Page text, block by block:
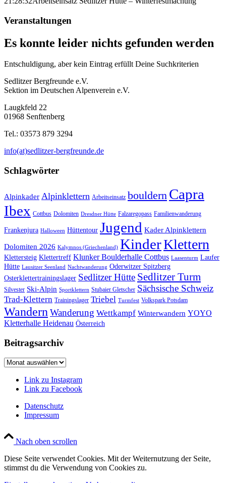
Veranstaltungen
Es konnte leider nichts gefunden werden
Entschuldigung, aber kein Eintrag erfüllt Deine Suchkriterien
Sedlitzer Bergfreunde e.V.
Sektion im Deutschen Alpenverein e.V.
Laugkfeld 22
01968 Senftenberg
Tel.: 03573 879 3294
info(at)sedlitzer-bergfreunde.de
Schlagwörter
Alpinkader Alpinklettern Arbeitseinsatz bouldern Capra
Ibex Cottbus Dolomiten Dresdner Hütte Falzaregopass Familienwanderung
Frankenjura Halloween Hüttentour Jugend Kader Alpinklettern
Dolomiten 2026 Kalymnos (Griechenland) KinderKlettern
Klettersteig Klettertreff Klunker Boulderhalle Cottbus Laasenturm Laufer
Hütte Lausitzer Seenland Nachtwanderung Oderwitzer Spitzberg
Osterklettertrainingslager Sedlitzer Hütte Sedlitzer Turm
Silvester Ski-Alpin Sportklettern Stubaier Gletscher Sächsische Schweiz
Trad-Klettern Trainingslager Triebel Turmfest Volkspark Potsdam
Wandern Wanderung Wettkampf Winterwandern YOYO
Kletterhalle Heidenau Österreich
Beitragsarchiv
Beitragsarchiv
Link zu Instagram
Link zu Facebook
Datenschutz
Impressum
Nach oben scrollen
Diese Seite verwendet Cookies. Mit der Weiternutzung der Seite,
stimmst du die Verwendung von Cookies zu.